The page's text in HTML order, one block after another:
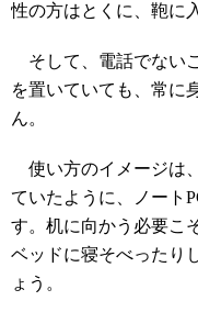
性の方はとくに、鞄に
そして、電話でない
を置いていても、常に
ん。
使い方のイメージは
ていたように、ノート
す。机に向かう必要こ
ベッドに寝そべったり
ょう。